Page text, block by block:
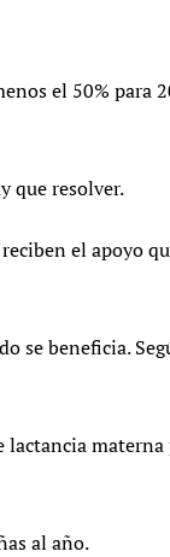
el 50% para
que resolver.
el apoyo
se beneficia.
lactancia
al año.